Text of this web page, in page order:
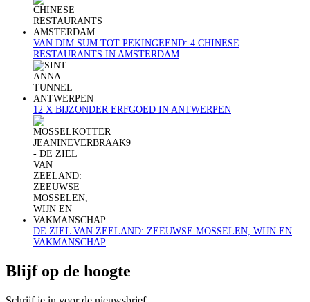
VAN DIM SUM TOT PEKINGEEND: 4 CHINESE
RESTAURANTS IN AMSTERDAM
12 X BIJZONDER ERFGOED IN ANTWERPEN
DE ZIEL VAN ZEELAND: ZEEUWSE MOSSELEN, WIJN EN
VAKMANSCHAP
Blijf op de hoogte